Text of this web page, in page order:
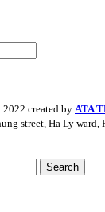
2022 created by ATA
street, Ha Ly
Search